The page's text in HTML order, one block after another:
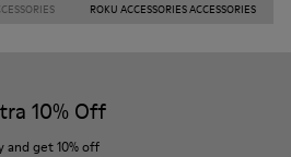
ROKU ACCESSORIES ACCESSORIES
10% Off
and get 10% off